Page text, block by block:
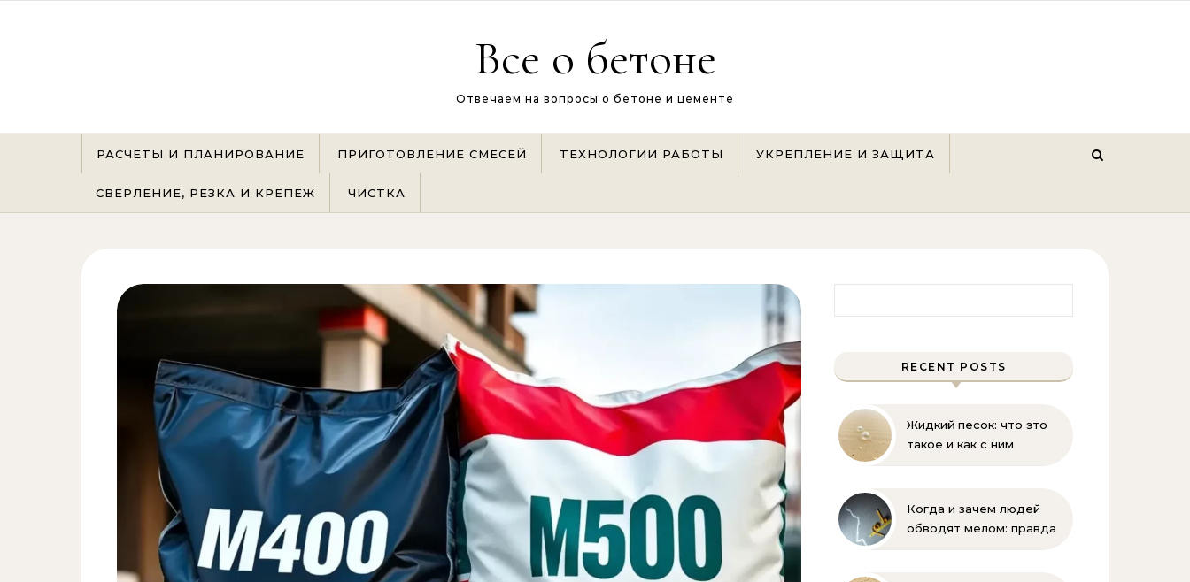
Все о бетоне
Отвечаем на вопросы о бетоне и цементе
РАСЧЕТЫ И ПЛАНИРОВАНИЕ ПРИГОТОВЛЕНИЕ СМЕСЕЙ ТЕХНОЛОГИИ РАБОТЫ УКРЕПЛЕНИЕ И ЗАЩИТА
СВЕРЛЕНИЕ, РЕЗКА И КРЕПЕЖ ЧИСТКА
RECENT POSTS
Жидкий песок: что это
такое и как с ним
Когда и зачем людей
обводят мелом: правда